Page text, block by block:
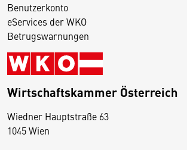
Benutzerkonto
eServices der WKO
Betrugswarnungen
Wirtschaftskammer Österreich
Wiedner Hauptstraße 63
1045 Wien
D